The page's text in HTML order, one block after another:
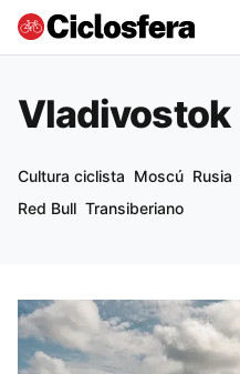
Vladivostok
Cultura ciclista Moscú Rusia
Red Bull Transiberiano